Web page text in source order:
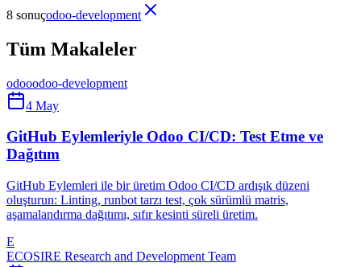
8 sonuçodoo-development
Tüm Makaleler
odooodoo-development
4 May
GitHub Eylemleriyle Odoo CI/CD: Test Etme ve
Dağıtım
GitHub Eylemleri ile bir üretim Odoo CI/CD ardışık düzeni
oluşturun: Linting, runbot tarzı test, çok sürümlü matris,
aşamalandırma dağıtımı, sıfır kesinti süreli üretim.
E
ECOSIRE Research and Development Team